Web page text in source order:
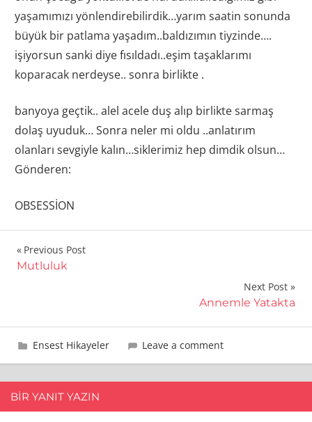
yaşamımızı yönlendirebilirdik…yarım saatin sonunda
büyük bir patlama yaşadım..baldızımın tiyzinde….
işiyorsun sanki diye fısıldadı..eşim taşaklarımı
koparacak nerdeyse.. sonra birlikte .
banyoya geçtik.. alel acele duş alıp birlikte sarmaş
dolaş uyuduk… Sonra neler mi oldu ..anlatırım
olanları sevgiyle kalın…siklerimiz hep dimdik olsun…
Gönderen:
OBSESSİON
Yazı
Previous Post
Mutluluk
Next Post
Annemle Yatakta
18 Eylül 2009
admin
Ensest Hikayeler Leave a comment
BIR YANIT YAZIN